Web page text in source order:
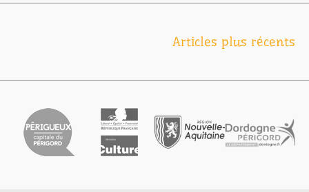
articles
Articles plus récents